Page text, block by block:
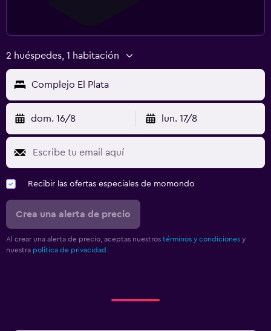
2 huéspedes, 1 habitación
Complejo El Plata
dom. 16/8 lun. 17/8
Recibir las ofertas especiales de momondo
Crea una alerta de precio
Al crear una alerta de precio, aceptas nuestros términos y condiciones y
nuestra política de privacidad.